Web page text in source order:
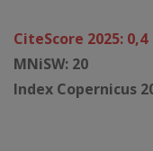
CiteScore 2025: 0,4
MNiSW: 20
Index Copernicus